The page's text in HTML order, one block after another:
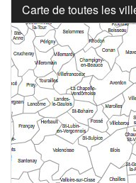
Carte de toutes les